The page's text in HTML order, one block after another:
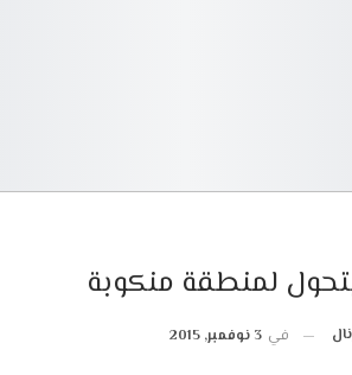
لمنطقة منكوبة
في 3 نوفمبر, 2015